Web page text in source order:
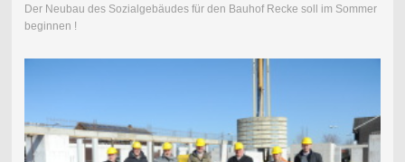
Der Neubau des Sozialgebäudes für den Bauhof Recke soll im Sommer
beginnen !